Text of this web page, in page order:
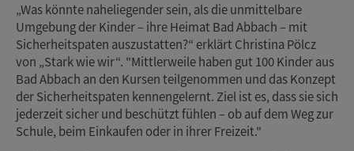
„Was könnte naheliegender sein, als die unmittelbare
Umgebung der Kinder – ihre Heimat Bad Abbach – mit
Sicherheitspaten auszustatten?“ erklärt Christina Pölcz
von „Stark wie wir“. "Mittlerweile haben gut 100 Kinder aus
Bad Abbach an den Kursen teilgenommen und das Konzept
der Sicherheitspaten kennengelernt. Ziel ist es, dass sie sich
jederzeit sicher und beschützt fühlen – ob auf dem Weg zur
Schule, beim Einkaufen oder in ihrer Freizeit."